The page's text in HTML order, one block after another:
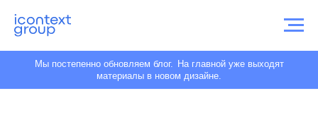
Мы постепенно обновляем блог. На главной уже выходят
материалы в новом дизайне.